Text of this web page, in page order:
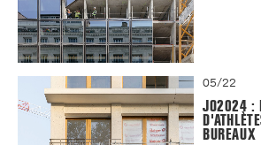
05/22
JO2024 :
BUREAUX